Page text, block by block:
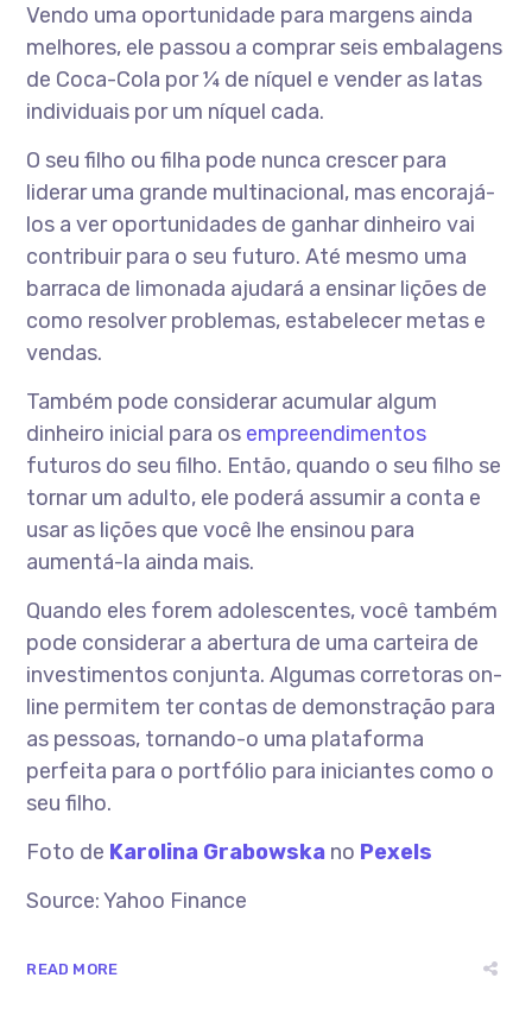
Vendo uma oportunidade para margens ainda
melhores, ele passou a comprar seis embalagens
de Coca-Cola por ¼ de níquel e vender as latas
individuais por um níquel cada.
O seu filho ou filha pode nunca crescer para
liderar uma grande multinacional, mas encorajá-
los a ver oportunidades de ganhar dinheiro vai
contribuir para o seu futuro. Até mesmo uma
barraca de limonada ajudará a ensinar lições de
como resolver problemas, estabelecer metas e
vendas.
Também pode considerar acumular algum
dinheiro inicial para os empreendimentos
futuros do seu filho. Então, quando o seu filho se
tornar um adulto, ele poderá assumir a conta e
usar as lições que você lhe ensinou para
aumentá-la ainda mais.
Quando eles forem adolescentes, você também
pode considerar a abertura de uma carteira de
investimentos conjunta. Algumas corretoras on-
line permitem ter contas de demonstração para
as pessoas, tornando-o uma plataforma
perfeita para o portfólio para iniciantes como o
seu filho.
Foto de Karolina Grabowska no Pexels
Source: Yahoo Finance
READ MORE